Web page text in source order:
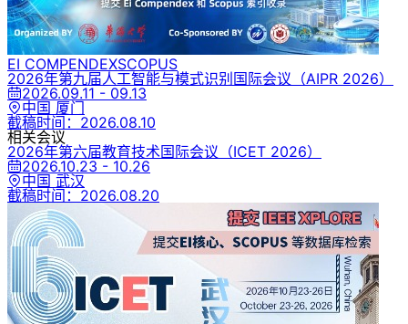
EI COMPENDEXSCOPUS
2026年第九届人工智能与模式识别国际会议 （AIPR 2026）
2026.09.11 - 09.13
中国 厦门
截稿时间： 2026.08.10
相关会议
2026年第六届教育技术国际会议 （ICET 2026）
2026.10.23 - 10.26
中国 武汉
截稿时间： 2026.08.20